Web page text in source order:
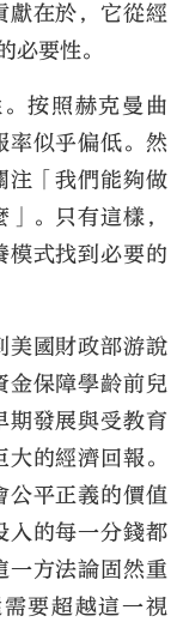
獻在於，它從經
必要性。
按照赫克曼曲
率似乎偏低。然
注「我們能夠做
。只有這樣，
模式找到必要的
美國財政部游說
金保障學齡前兒
期發展與受教育
的經濟回報。
公平正義的價值
入的每一分錢都
一方法論固然重
要超越這一視